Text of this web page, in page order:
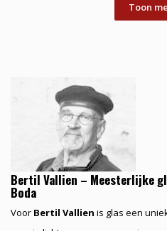
Toon
Bertil Vallien – Meesterlijke
Boda
Voor Bertil Vallien is glas een